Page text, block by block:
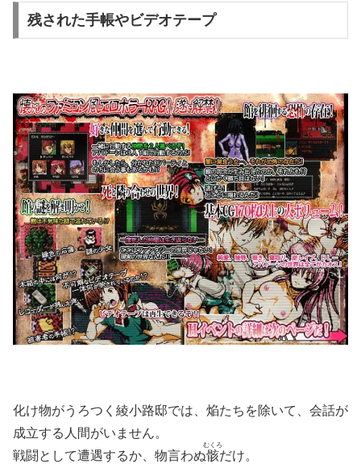
残された手帳やビデオテープ
化け物がうろつく綾小路邸では、焔たちを除いて、会話が
成立する人間がいません。
戦闘として遭遇するか、物言わぬ骸
むくろ
だけ。